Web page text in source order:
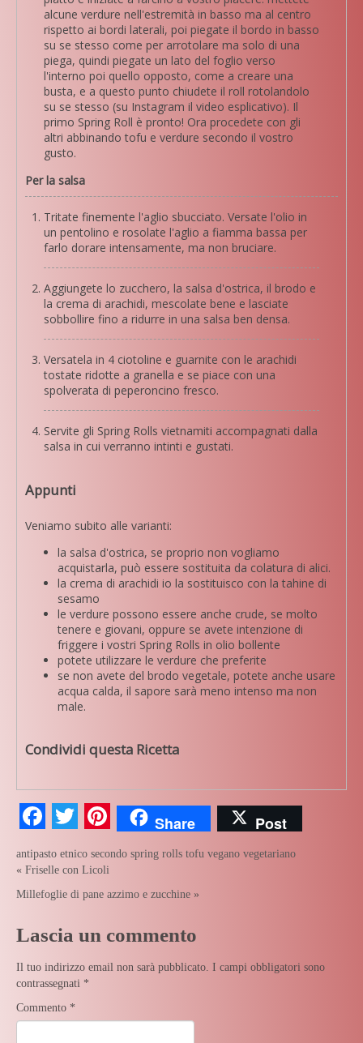
alcune verdure nell'estremità in basso ma al centro
rispetto ai bordi laterali, poi piegate il bordo in basso
su se stesso come per arrotolare ma solo di una
piega, quindi piegate un lato del foglio verso
l'interno poi quello opposto, come a creare una
busta, e a questo punto chiudete il roll rotolandolo
su se stesso (su Instagram il video esplicativo). Il
primo Spring Roll è pronto! Ora procedete con gli
altri abbinando tofu e verdure secondo il vostro
gusto.
Per la salsa
Tritate finemente l'aglio sbucciato. Versate l'olio in
un pentolino e rosolate l'aglio a fiamma bassa per
farlo dorare intensamente, ma non bruciare.
Aggiungete lo zucchero, la salsa d'ostrica, il brodo e
la crema di arachidi, mescolate bene e lasciate
sobbollire fino a ridurre in una salsa ben densa.
Versatela in 4 ciotoline e guarnite con le arachidi
tostate ridotte a granella e se piace con una
spolverata di peperoncino fresco.
Servite gli Spring Rolls vietnamiti accompagnati dalla
salsa in cui verranno intinti e gustati.
Appunti
Veniamo subito alle varianti:
la salsa d'ostrica, se proprio non vogliamo
acquistarla, può essere sostituita da colatura di alici.
la crema di arachidi io la sostituisco con la tahine di
sesamo
le verdure possono essere anche crude, se molto
tenere e giovani, oppure se avete intenzione di
friggere i vostri Spring Rolls in olio bollente
potete utilizzare le verdure che preferite
se non avete del brodo vegetale, potete anche usare
acqua calda, il sapore sarà meno intenso ma non
male.
Condividi questa Ricetta
Facebook
TwitterPinterest
Share Post
antipasto etnico secondo spring rolls tofu vegano vegetariano
« Friselle con Licoli
Millefoglie di pane azzimo e zucchine »
Lascia un commento
Il tuo indirizzo email non sarà pubblicato. I campi obbligatori sono
contrassegnati *
Commento *